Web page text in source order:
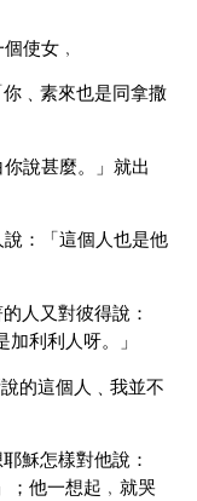
使女﹐
﹑素來也是同拿撒
說甚麼。」就出
：「這個人也是他
人又對彼得說：
利利人呀。」
的這個人﹑我並不
穌怎樣對他說：
；他一想起﹐就哭